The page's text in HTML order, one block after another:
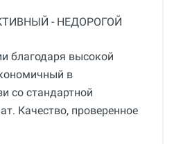
- НЕДОРОГОЙ
благодаря высокой
в
со стандартной
Качество, проверенное